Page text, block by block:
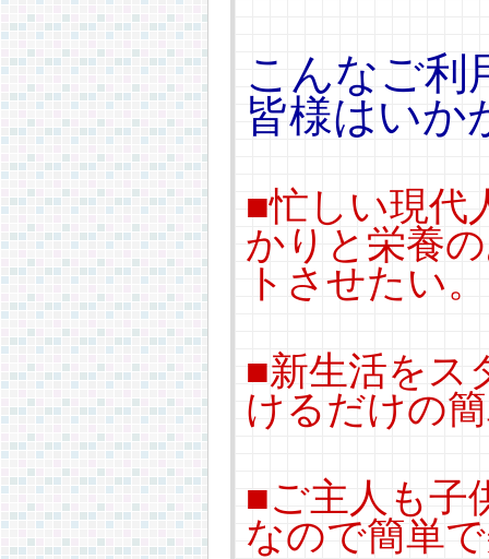
こんなご利
皆様はいか
■忙しい現代
かりと栄養
トさせたい。
■新生活をス
けるだけの
■ご主人も子
なので簡単